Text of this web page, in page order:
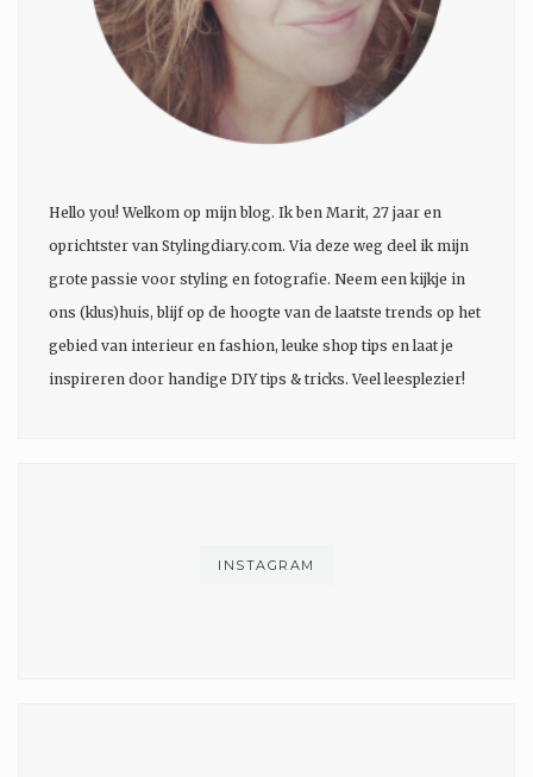
Hello you! Welkom op mijn blog. Ik ben Marit, 27 jaar en
oprichtster van Stylingdiary.com. Via deze weg deel ik mijn
grote passie voor styling en fotografie. Neem een kijkje in
ons (klus)huis, blijf op de hoogte van de laatste trends op het
gebied van interieur en fashion, leuke shop tips en laat je
inspireren door handige DIY tips & tricks. Veel leesplezier!
INSTAGRAM